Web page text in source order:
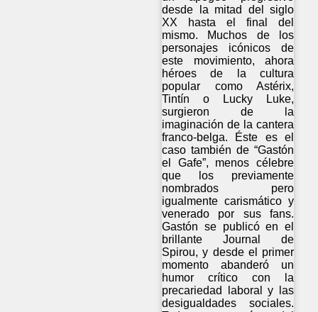
desde la mitad del siglo
XX hasta el final del
mismo. Muchos de los
personajes icónicos de
este movimiento, ahora
héroes de la cultura
popular como Astérix,
Tintín o Lucky Luke,
surgieron de la
imaginación de la cantera
franco-belga. Éste es el
caso también de “Gastón
el Gafe”, menos célebre
que los previamente
nombrados pero
igualmente carismático y
venerado por sus fans.
Gastón se publicó en el
brillante Journal de
Spirou, y desde el primer
momento abanderó un
humor crítico con la
precariedad laboral y las
desigualdades sociales.